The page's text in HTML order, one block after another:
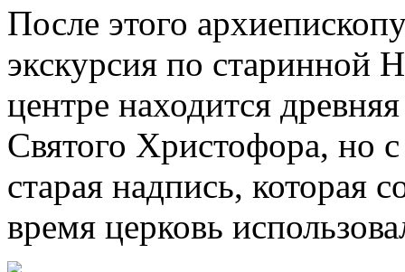
После этого
экскурсия по старинной
центре находится
Святого Христофора, но
старая надпись, которая
время церковь